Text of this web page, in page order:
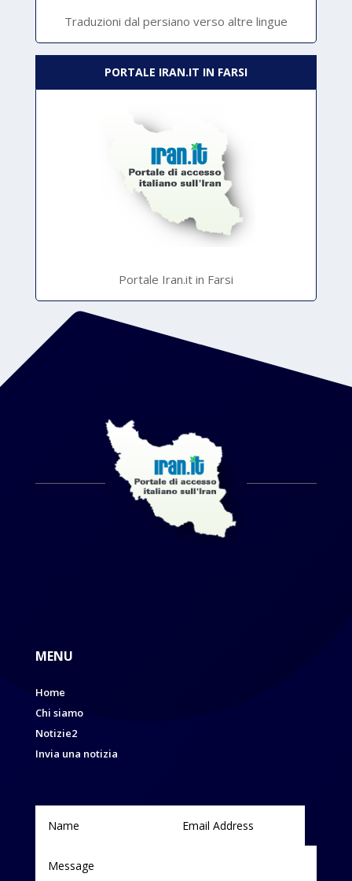
Traduzioni dal persiano verso altre lingue
PORTALE IRAN.IT IN FARSI
Portale Iran.it in Farsi
MENU
Home
Chi siamo
Notizie2
Invia una notizia